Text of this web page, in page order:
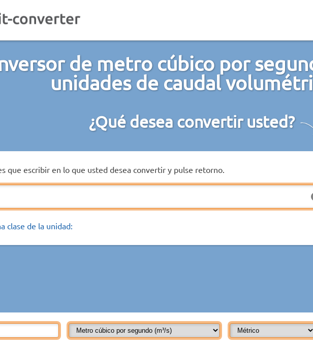
de metro cúbico por
unidades de caudal
¿Qué desea convertir usted?
que escribir en lo que usted desea convertir y pulse retorno.
clase de la unidad: